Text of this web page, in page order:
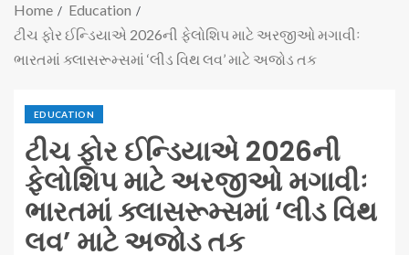
Home
Education
ટીચ ફોર ઈન્ડિયાએ 2026ની ફેલોશિપ માટે અરજીઓ મગાવીઃ
ભારતમાં ક્લાસરૂમ્સમાં ‘લીડ વિથ લવ’ માટે અજોડ તક
EDUCATION
ટીચ ફોર ઈન્ડિયાએ 2026ની
ફેલોશિપ માટે અરજીઓ મગાવીઃ
ભારતમાં ક્લાસરૂમ્સમાં ‘લીડ વિથ
લવ’ માટે અજોડ તક